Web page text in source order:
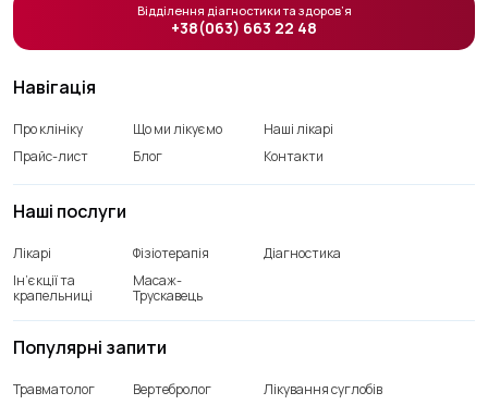
Навігація
Про клініку Що ми лікуємо
Наші лікарі
Прайс-лист
Блог Контакти
Наші послуги
Лікарі Фізіотерапія
Діагностика
Ін’єкції та
крапельниці
Масаж-
Трускавець
Популярні запити
Травматолог Вертебролог
Лікування суглобів
Відділення діагностики та здоров’я
+38(063) 663 22 48